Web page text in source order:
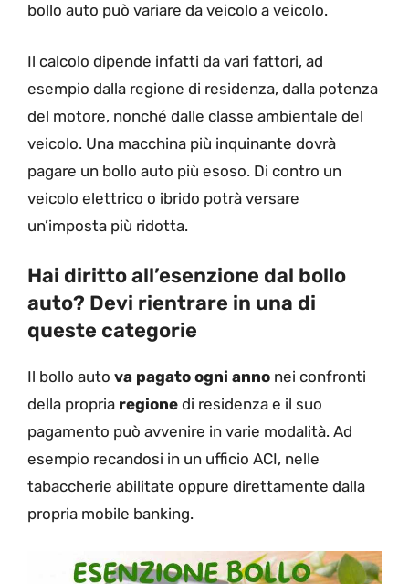
bollo auto può variare da veicolo a veicolo.
Il calcolo dipende infatti da vari fattori, ad
esempio dalla regione di residenza, dalla potenza
del motore, nonché dalle classe ambientale del
veicolo. Una macchina più inquinante dovrà
pagare un bollo auto più esoso. Di contro un
veicolo elettrico o ibrido potrà versare
un’imposta più ridotta.
Hai diritto all’esenzione dal bollo
auto? Devi rientrare in una di
queste categorie
Il bollo auto va pagato ogni anno nei confronti
della propria regione di residenza e il suo
pagamento può avvenire in varie modalità. Ad
esempio recandosi in un ufficio ACI, nelle
tabaccherie abilitate oppure direttamente dalla
propria mobile banking.